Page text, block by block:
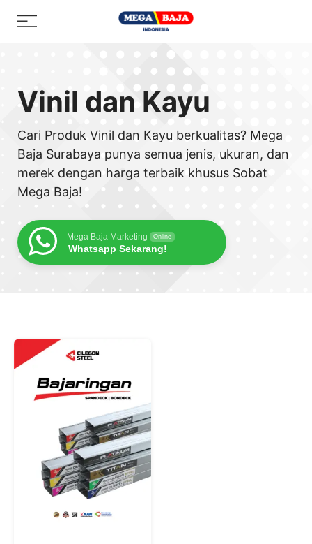
Menu
Vinil dan Kayu
Cari Produk Vinil dan Kayu berkualitas? Mega
Baja Surabaya punya semua jenis, ukuran, dan
merek dengan harga terbaik khusus Sobat
Mega Baja!
Mega Baja Marketing Online
Whatsapp Sekarang!